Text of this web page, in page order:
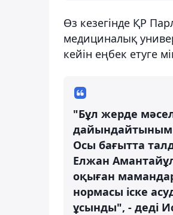
Өз кезегінде ҚР
медициналық
кейін еңбек етуге
"Бұл жерде
Осы бағытта
Елжан
оқыған
нормасы іске
ұсынды", - деді